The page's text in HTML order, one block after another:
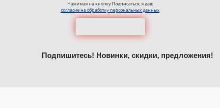
Нажимая на кнопку Подписаться, я даю
согласие на обработку персональных данных
Подпишитесь! Новинки, скидки, предложения!